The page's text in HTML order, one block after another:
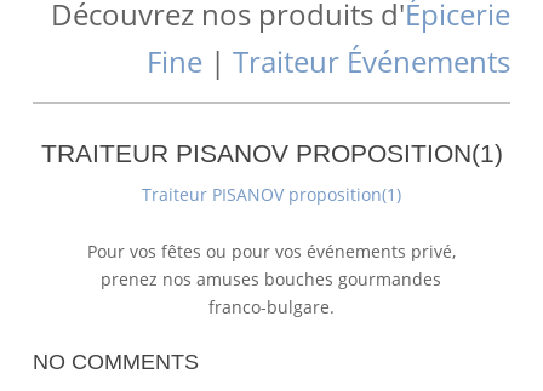
Découvrez nos produits d'Épicerie
Fine |Traiteur Événements
TRAITEUR PISANOV PROPOSITION(1)
15
2017
Vasil
Traiteur PISANOV proposition(1)
Pour vos fêtes ou pour vos événements privé,
prenez nos amuses bouches gourmandes
franco-bulgare.
NO COMMENTS